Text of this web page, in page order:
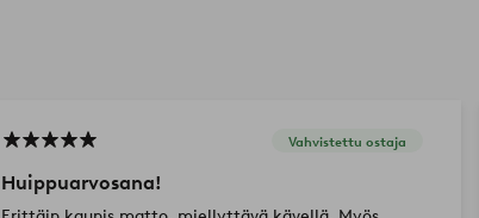
Vahvistettu ostaja
Huippuarvosana!